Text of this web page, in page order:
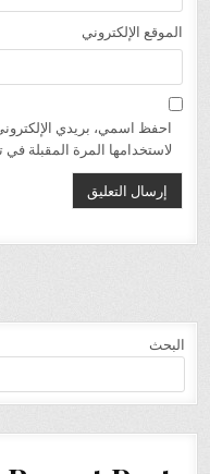
الموقع الإلكتروني
احفظ اسمي، بريدي
لاستخدامها المرة المقبلة في
البحث